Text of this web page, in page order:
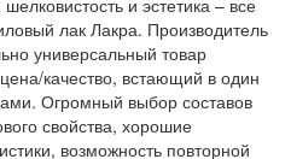
и эстетика – все
лак Лакра. Производитель
универсальный товар
качество, встающий в один
Огромный выбор составов
свойства, хорошие
возможность повторной